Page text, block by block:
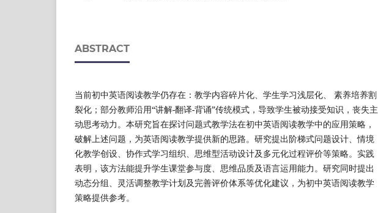
ABSTRACT
当前初中英语阅读教学仍存在：教学内容碎片化、学生学习浅层化、 素养培养割
裂化；部分教师沿用“讲解-翻译-背诵”传统模式，导致学生被动接受知识，丧失主
动思考动力。本研究旨在探讨问题式教学法在初中英语阅读教学中的应用策略，
破解上述问题，为英语阅读教学提供新的思路。研究提出阶梯式问题设计、情境
化教学创设、协作式学习组织、思维型活动设计及多元化过程评价等策略。实践
表明，该方法能提升学生课堂参与度、思维品质及语言运用能力。研究同时提出
动态分组、灵活调整教学计划及完善评价体系等优化建议，为初中英语阅读教学
策略提供参考。